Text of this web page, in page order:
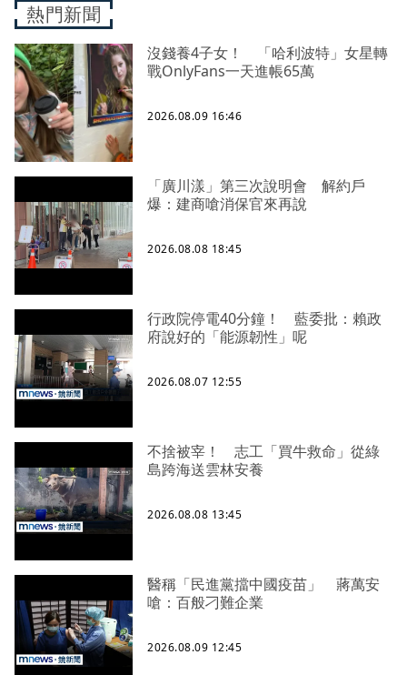
熱門新聞
沒錢養4子女！ 「哈利波特」女星轉
戰OnlyFans一天進帳65萬
2026.08.09 16:46
「廣川漾」第三次說明會 解約戶
爆：建商嗆消保官來再說
2026.08.08 18:45
行政院停電40分鐘！ 藍委批：賴政
府說好的「能源韌性」呢
2026.08.07 12:55
不捨被宰！ 志工「買牛救命」從綠
島跨海送雲林安養
2026.08.08 13:45
醫稱「民進黨擋中國疫苗」 蔣萬安
嗆：百般刁難企業
2026.08.09 12:45